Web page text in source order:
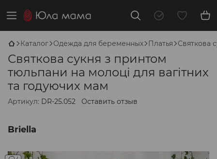
Каталог Одежда для беременных Платья Святкова
Святкова сукня з принтом
тюльпани на молоці для вагітних
та годуючих мам
Артикул: DR-25.052 Оставить отзыв
Briella